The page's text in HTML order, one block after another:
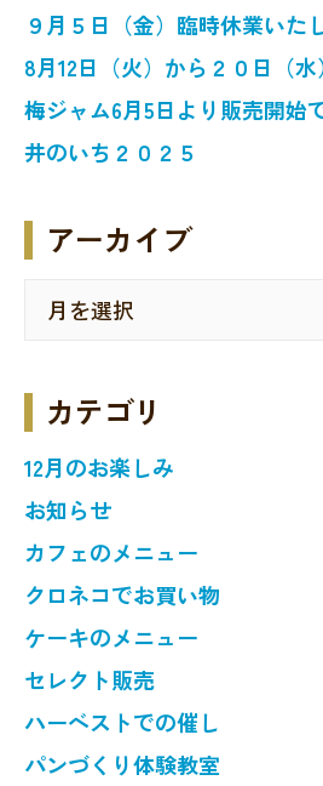
９月５日（金）臨時休業いた
8月12日（火）から２０日（
梅ジャム6月5日より販売開始
井のいち２０２５
アーカイブ
カテゴリ
12月のお楽しみ
お知らせ
カフェのメニュー
クロネコでお買い物
ケーキのメニュー
セレクト販売
ハーベストでの催し
パンづくり体験教室